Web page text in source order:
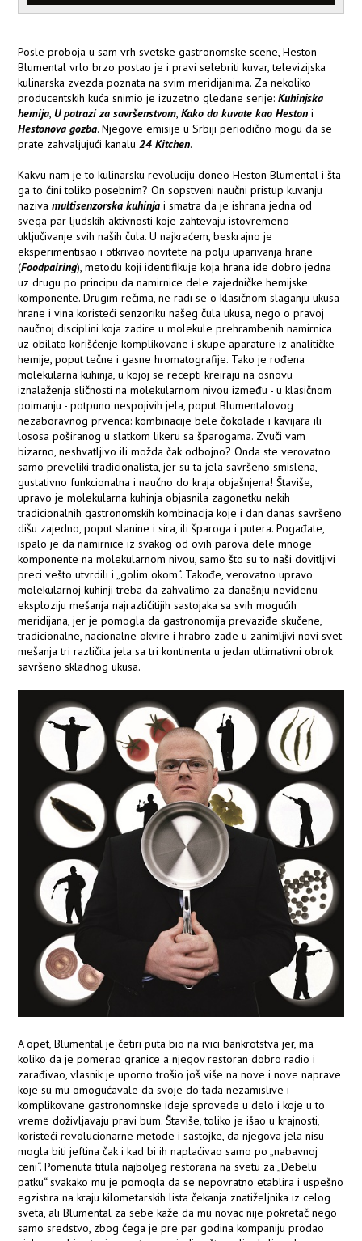
Posle proboja u sam vrh svetske gastronomske scene, Heston
Blumental vrlo brzo postao je i pravi selebriti kuvar, televizijska
kulinarska zvezda poznata na svim meridijanima. Za nekoliko
producentskih kuća snimio je izuzetno gledane serije:Kuhinjska
hemija,U potrazi za savršenstvom,Kako da kuvate kao Heston i
Hestonova gozba. Njegove emisije u Srbiji periodično mogu da se
prate zahvaljujući kanalu24 Kitchen.
Kakvu nam je to kulinarsku revoluciju doneo Heston Blumental i šta
ga to čini toliko posebnim? On sopstveni naučni pristup kuvanju
nazivamultisenzorska kuhinja i smatra da je ishrana jedna od
svega par ljudskih aktivnosti koje zahtevaju istovremeno
uključivanje svih naših čula. U najkraćem, beskrajno je
eksperimentisao i otkrivao novitete na polju uparivanja hrane
(Foodpairing), metodu koji identifikuje koja hrana ide dobro jedna
uz drugu po principu da namirnice dele zajedničke hemijske
komponente. Drugim rečima, ne radi se o klasičnom slaganju ukusa
hrane i vina koristeći senzoriku našeg čula ukusa, nego o pravoj
naučnoj disciplini koja zadire u molekule prehrambenih namirnica
uz obilato korišćenje komplikovane i skupe aparature iz analitičke
hemije, poput tečne i gasne hromatografije. Tako je rođena
molekularna kuhinja, u kojoj se recepti kreiraju na osnovu
iznalaženja sličnosti na molekularnom nivou između - u klasičnom
poimanju - potpuno nespojivih jela, poput Blumentalovog
nezaboravnog prvenca: kombinacije bele čokolade i kavijara ili
lososa poširanog u slatkom likeru sa šparogama. Zvuči vam
bizarno, neshvatljivo ili možda čak odbojno? Onda ste verovatno
samo preveliki tradicionalista, jer su ta jela savršeno smislena,
gustativno funkcionalna i naučno do kraja objašnjena! Štaviše,
upravo je molekularna kuhinja objasnila zagonetku nekih
tradicionalnih gastronomskih kombinacija koje i dan danas savršeno
dišu zajedno, poput slanine i sira, ili šparoga i putera. Pogađate,
ispalo je da namirnice iz svakog od ovih parova dele mnoge
komponente na molekularnom nivou, samo što su to naši dovitljivi
preci vešto utvrdili i „golim okom“. Takođe, verovatno upravo
molekularnoj kuhinji treba da zahvalimo za današnju neviđenu
eksploziju mešanja najrazličitijih sastojaka sa svih mogućih
meridijana, jer je pomogla da gastronomija prevaziđe skučene,
tradicionalne, nacionalne okvire i hrabro zađe u zanimljivi novi svet
mešanja tri različita jela sa tri kontinenta u jedan ultimativni obrok
savršeno skladnog ukusa.
A opet, Blumental je četiri puta bio na ivici bankrotstva jer, ma
koliko da je pomerao granice a njegov restoran dobro radio i
zarađivao, vlasnik je uporno trošio još više na nove i nove naprave
koje su mu omogućavale da svoje do tada nezamislive i
komplikovane gastronomnske ideje sprovede u delo i koje u to
vreme doživljavaju pravi bum. Štaviše, toliko je išao u krajnosti,
koristeći revolucionarne metode i sastojke, da njegova jela nisu
mogla biti jeftina čak i kad bi ih naplaćivao samo po „nabavnoj
ceni“. Pomenuta titula najboljeg restorana na svetu za „Debelu
patku“ svakako mu je pomogla da se nepovratno etablira i uspešno
egzistira na kraju kilometarskih lista čekanja znatiželjnika iz celog
sveta, ali Blumental za sebe kaže da mu novac nije pokretač nego
samo sredstvo, zbog čega je pre par godina kompaniju prodao